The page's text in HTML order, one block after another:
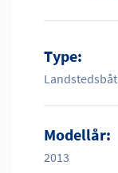
Type:
Landstedsbåt
Modellår:
2013